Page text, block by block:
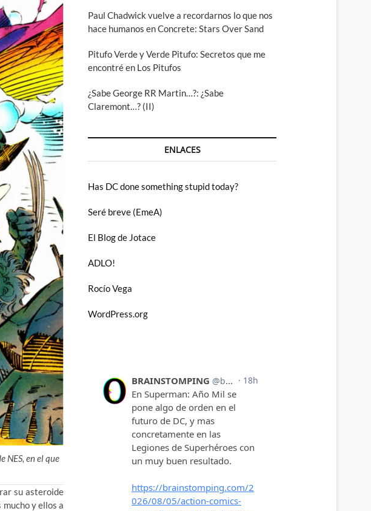
NES, en el que
su asteroide
y ellos a
Paul Chadwick vuelve a recordarnos lo que nos
hace humanos en Concrete: Stars Over Sand
Pitufo Verde y Verde Pitufo: Secretos que me
encontré en Los Pitufos
¿Sabe George RR Martin…?: ¿Sabe
Claremont…? (II)
ENLACES
Has DC done something stupid today?
Seré breve (EmeA)
El Blog de Jotace
ADLO!
Rocío Vega
WordPress.org